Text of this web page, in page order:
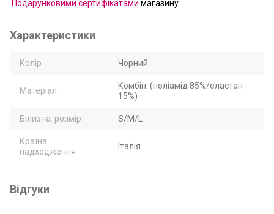
Подарунковими сертифікатами магазину
Характеристики
Колір Чорний
Матеріал
Комбін. (поліамід 85%/еластан
15%)
Білизна: розмір S/M/L
Країна
надходження
Італія
Відгуки